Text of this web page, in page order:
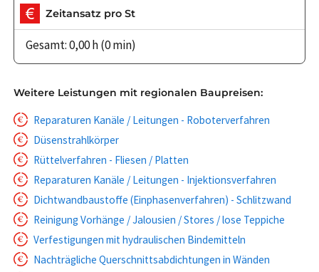
Zeitansatz pro St
Gesamt: 0,00 h (0 min)
Weitere Leistungen mit regionalen Baupreisen:
Reparaturen Kanäle / Leitungen - Roboterverfahren
Düsenstrahlkörper
Rüttelverfahren - Fliesen / Platten
Reparaturen Kanäle / Leitungen - Injektionsverfahren
Dichtwandbaustoffe (Einphasenverfahren) - Schlitzwand
Reinigung Vorhänge / Jalousien / Stores / lose Teppiche
Verfestigungen mit hydraulischen Bindemitteln
Nachträgliche Querschnittsabdichtungen in Wänden